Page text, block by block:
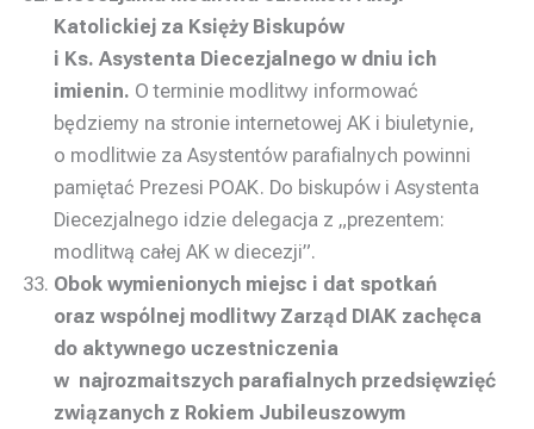
Katolickiej za Księży Biskupów
i Ks. Asystenta Diecezjalnego w dniu ich
imienin. O terminie modlitwy informować
będziemy na stronie internetowej AK i biuletynie,
o modlitwie za Asystentów parafialnych powinni
pamiętać Prezesi POAK. Do biskupów i Asystenta
Diecezjalnego idzie delegacja z „prezentem:
modlitwą całej AK w diecezji”.
Obok wymienionych miejsc i dat spotkań
oraz wspólnej modlitwy Zarząd DIAK zachęca
do aktywnego uczestniczenia
w najrozmaitszych parafialnych przedsięwzięć
związanych z Rokiem Jubileuszowym